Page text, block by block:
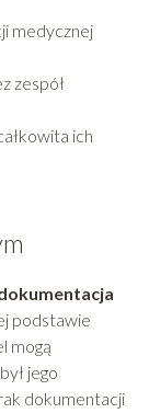
medycznej
zespół
ich
podstawie
mogą
jego
dokumentacji